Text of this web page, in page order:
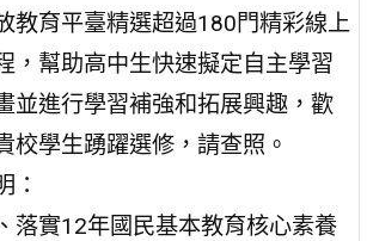
教育平臺精選超過180門精彩線上
，幫助高中生快速擬定自主學習
並進行學習補強和拓展興趣，歡
校學生踴躍選修，請查照。
：
落實12年國民基本教育核心素養